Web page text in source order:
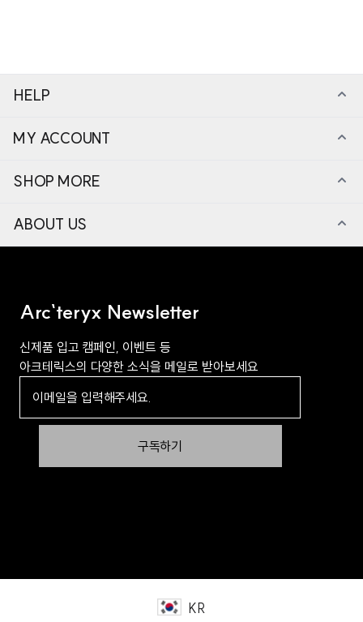
HELP
MY ACCOUNT
SHOP MORE
ABOUT US
Arc`teryx Newsletter
신제품 입고 캠페인, 이벤트 등
아크테릭스의 다양한 소식을 메일로 받아보세요
구독하기
KR